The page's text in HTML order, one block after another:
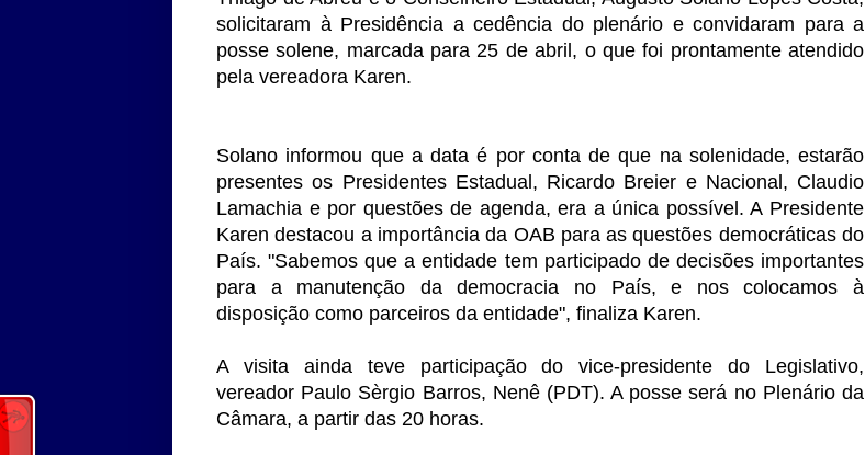
solicitaram à Presidência a cedência do plenário e convidaram para a
posse solene, marcada para 25 de abril, o que foi prontamente atendido
pela vereadora Karen.
Solano informou que a data é por conta de que na solenidade, estarão
presentes os Presidentes Estadual, Ricardo Breier e Nacional, Claudio
Lamachia e por questões de agenda, era a única possível. A Presidente
Karen destacou a importância da OAB para as questões democráticas do
País. "Sabemos que a entidade tem participado de decisões importantes
para a manutenção da democracia no País, e nos colocamos à
disposição como parceiros da entidade", finaliza Karen.
A visita ainda teve participação do vice-presidente do Legislativo,
vereador Paulo Sèrgio Barros, Nenê (PDT). A posse será no Plenário da
Câmara, a partir das 20 horas.